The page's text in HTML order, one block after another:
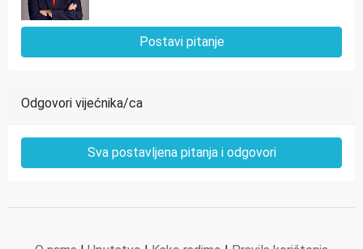
Postavi pitanje
Odgovori vijećnika/ca
Sva postavljena pitanja i odgovori